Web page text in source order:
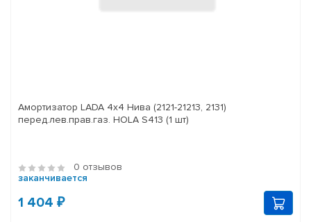
Амортизатор LADA 4x4 Нива (2121-21213, 2131)
перед.лев.прав.газ. HOLA S413 (1 шт)
0 отзывов
заканчивается
1 404 ₽